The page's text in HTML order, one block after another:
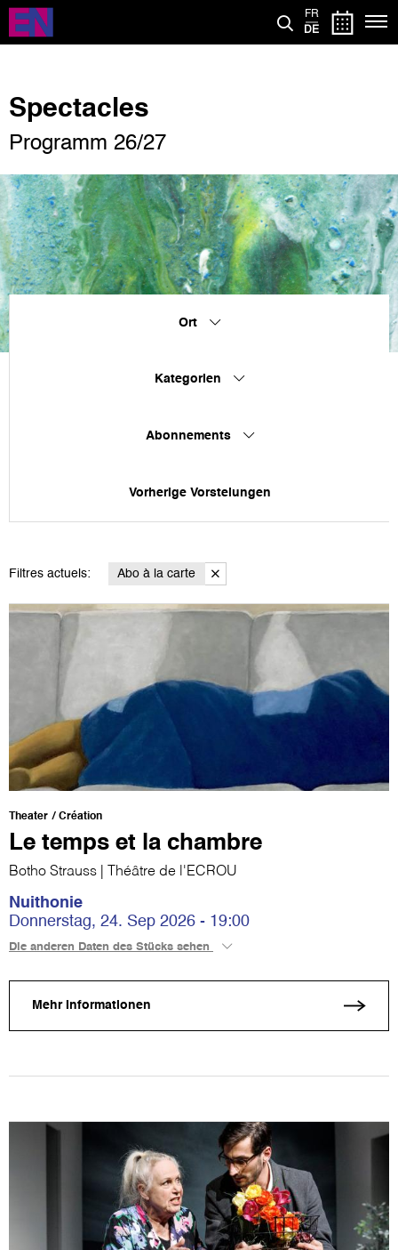
Direkt
zum
Inhalt
FR
DE
Spectacles
Programm 26/27
Ort
Kategorien
Abonnements
Vorherige Vorstelungen
Filtres actuels: Abo à la carte
Theater Création
Le temps et la chambre
Botho Strauss | Théâtre de l'ECROU
Nuithonie
Donnerstag, 24. Sep 2026 - 19:00
Die anderen Daten des Stücks sehen
Mehr Informationen